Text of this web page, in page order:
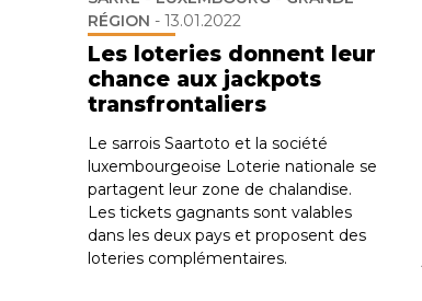
RÉGION - 13.01.2022
Les loteries donnent leur
chance aux jackpots
transfrontaliers
Le sarrois Saartoto et la société
luxembourgeoise Loterie nationale se
partagent leur zone de chalandise.
Les tickets gagnants sont valables
dans les deux pays et proposent des
loteries complémentaires.